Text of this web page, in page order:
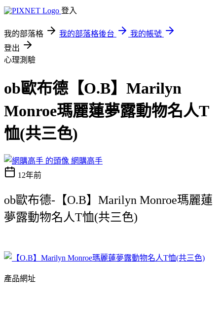
登入
我的部落格 我的部落格後台
我的帳號
登出
心理測驗
ob歐布德【O.B】Marilyn
Monroe瑪麗蓮夢露動物名人T
恤(共三色)
網購高手
12年前
ob歐布德-【O.B】Marilyn Monroe瑪麗蓮
夢露動物名人T恤(共三色)
產品網址